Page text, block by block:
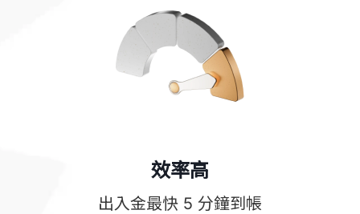
效率高
出入金最快 5 分鐘到帳